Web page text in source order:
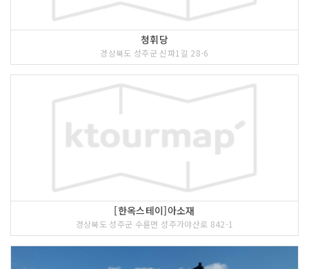
청휘당
경상북도 성주군 신파1길 28-6
[한옥스테이]아소재
경상북도 성주군 수륜면 성주가야산로 842-1